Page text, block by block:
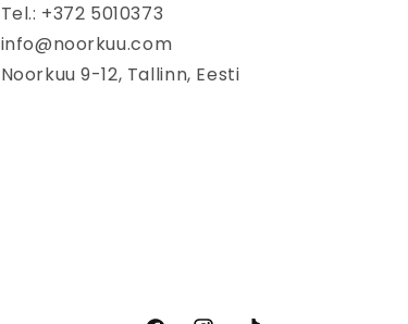
Tel.: +372 5010373
info@noorkuu.com
Noorkuu 9-12, Tallinn, Eesti